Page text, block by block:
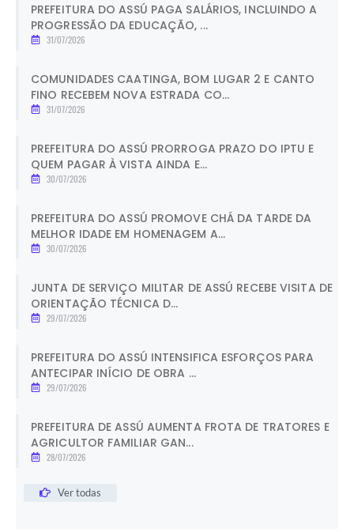
PREFEITURA DO ASSÚ PAGA SALÁRIOS, INCLUINDO A
PROGRESSÃO DA EDUCAÇÃO, ...
31/07/2026
COMUNIDADES CAATINGA, BOM LUGAR 2 E CANTO
FINO RECEBEM NOVA ESTRADA CO...
31/07/2026
PREFEITURA DO ASSÚ PRORROGA PRAZO DO IPTU E
QUEM PAGAR À VISTA AINDA E...
30/07/2026
PREFEITURA DO ASSÚ PROMOVE CHÁ DA TARDE DA
MELHOR IDADE EM HOMENAGEM A...
30/07/2026
JUNTA DE SERVIÇO MILITAR DE ASSÚ RECEBE VISITA DE
ORIENTAÇÃO TÉCNICA D...
29/07/2026
PREFEITURA DO ASSÚ INTENSIFICA ESFORÇOS PARA
ANTECIPAR INÍCIO DE OBRA ...
29/07/2026
PREFEITURA DE ASSÚ AUMENTA FROTA DE TRATORES E
AGRICULTOR FAMILIAR GAN...
28/07/2026
Ver todas